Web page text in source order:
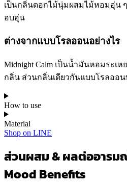
เป็นกลิ่นดอกไม้นุ่มผสมไม้หอมอุ่น
อบอุ่น
ต่างจากแบบโรลออนอย่างไร
Midnight Calm เป็นน้ำมันหอมระเ
กลิ่น ส่วนกลิ่นเดียวกันแบบโรลออน
How to use
Material
Shop on LINE
ส่วนผสม & ผลต่ออาร
Mood Benefits